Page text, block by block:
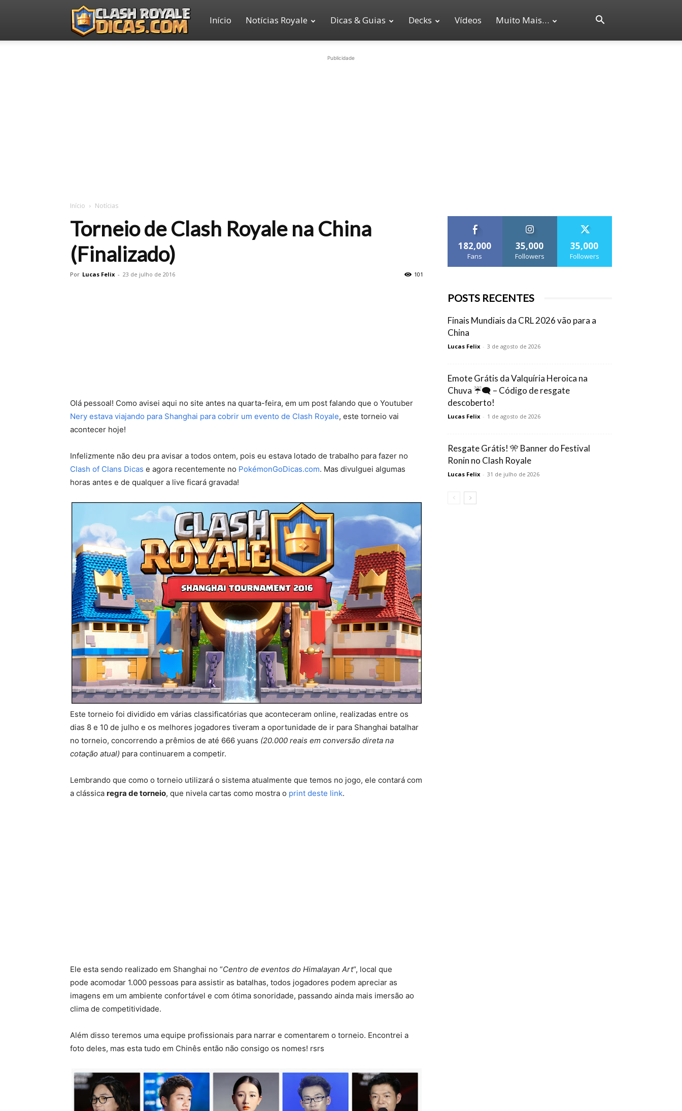
Clash
Início Notícias Royale Dicas & Guias Decks Vídeos Muito Mais…
Publicidade
Início Notícias
Torneio de Clash Royale na China
(Finalizado)
Por Lucas Felix - 23 de julho de 2016 101
Olá pessoal! Como avisei aqui no site antes na quarta-feira, em um post falando que o Youtuber
Nery estava viajando para Shanghai para cobrir um evento de Clash Royale, este torneio vai
acontecer hoje!
Infelizmente não deu pra avisar a todos ontem, pois eu estava lotado de trabalho para fazer no
Clash of Clans Dicas e agora recentemente no PokémonGoDicas.com. Mas divulguei algumas
horas antes e de qualquer a live ficará gravada!
Este torneio foi dividido em várias classificatórias que aconteceram online, realizadas entre os
dias 8 e 10 de julho e os melhores jogadores tiveram a oportunidade de ir para Shanghai batalhar
no torneio, concorrendo a prêmios de até 666 yuans (20.000 reais em conversão direta na
cotação atual) para continuarem a competir.
Lembrando que como o torneio utilizará o sistema atualmente que temos no jogo, ele contará com
a clássica regra de torneio, que nivela cartas como mostra o print deste link.
Ele esta sendo realizado em Shanghai no “Centro de eventos do Himalayan Art“, local que
pode acomodar 1.000 pessoas para assistir as batalhas, todos jogadores podem apreciar as
imagens em um ambiente confortável e com ótima sonoridade, passando ainda mais imersão ao
clima de competitividade.
Além disso teremos uma equipe profissionais para narrar e comentarem o torneio. Encontrei a
foto deles, mas esta tudo em Chinês então não consigo os nomes! rsrs
182,000
Fans
35,000
Followers
35,000
Followers
POSTS RECENTES
Finais Mundiais da CRL 2026 vão para a
China
Lucas Felix - 3 de agosto de 2026
Emote Grátis da Valquíria Heroica na
Chuva ☔🗨️ – Código de resgate
descoberto!
Lucas Felix - 1 de agosto de 2026
Resgate Grátis! 🎌 Banner do Festival
Ronin no Clash Royale
Lucas Felix - 31 de julho de 2026